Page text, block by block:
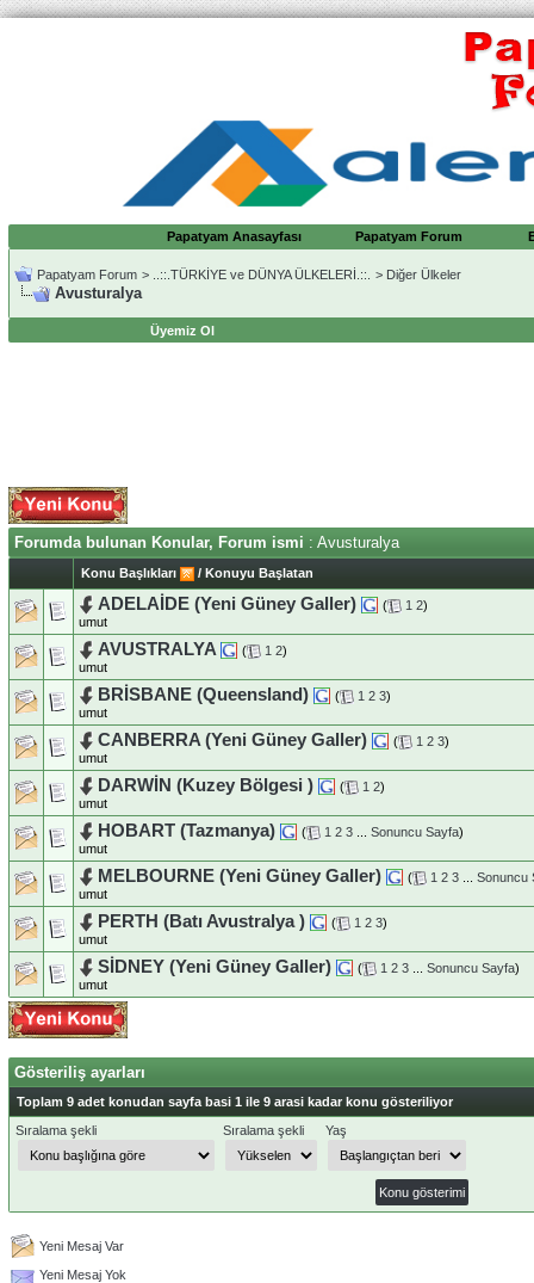
Papatyam Anasayfası Papatyam Forum
Papatyam Forum > ..::.TÜRKİYE ve DÜNYA ÜLKELERİ.::. > Diğer Ülkeler
Avusturalya
Üyemiz Ol
Forumda bulunan Konular, Forum ismi : Avusturalya
Konu Başlıkları / Konuyu Başlatan
ADELAİDE (Yeni Güney Galler) ( 1 2)
umut
AVUSTRALYA ( 1 2)
umut
BRİSBANE (Queensland) ( 1 2 3)
umut
CANBERRA (Yeni Güney Galler) ( 1 2 3)
umut
DARWİN (Kuzey Bölgesi ) ( 1 2)
umut
HOBART (Tazmanya) ( 1 2 3 Sonuncu Sayfa)
umut
MELBOURNE (Yeni Güney Galler) ( 1 2 3
Sonuncu
umut
PERTH (Batı Avustralya ) ( 1 2 3)
umut
SİDNEY (Yeni Güney Galler) ( 1 2 3 Sonuncu Sayfa)
umut
Gösteriliş ayarları
Toplam 9 adet konudan sayfa basi 1 ile 9 arasi kadar konu gösteriliyor
Sıralama şekli
Sıralama şekli Yaş
Yeni Mesaj Var
Yeni Mesaj Yok